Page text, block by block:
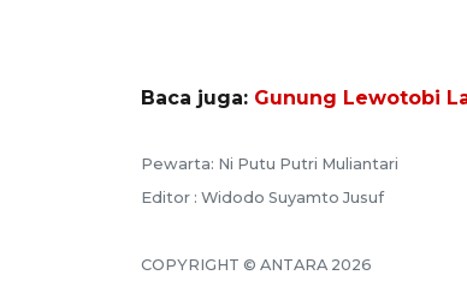
Baca juga: Gunung Lewotobi
Pewarta: Ni Putu Putri Muliantari
Editor : Widodo Suyamto Jusuf
COPYRIGHT © ANTARA 2026